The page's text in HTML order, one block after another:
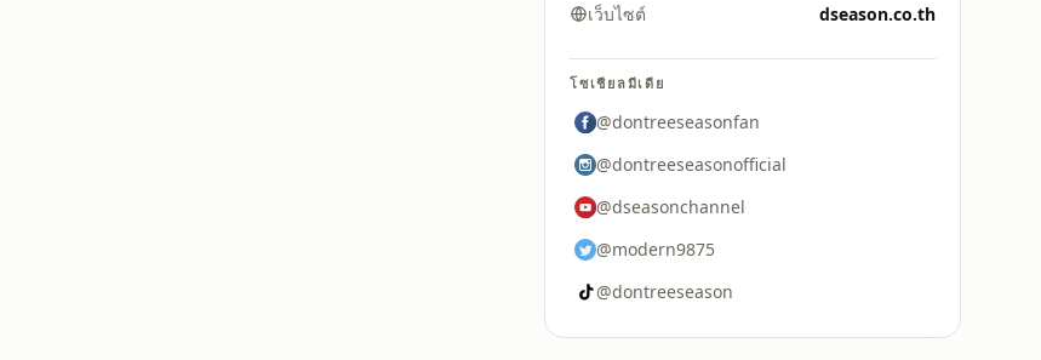
เว็บไซต์ dseason.co.th
โซเชียลมีเดีย
@dontreeseasonfan
@dontreeseasonofficial
@dseasonchannel
@modern9875
@dontreeseason